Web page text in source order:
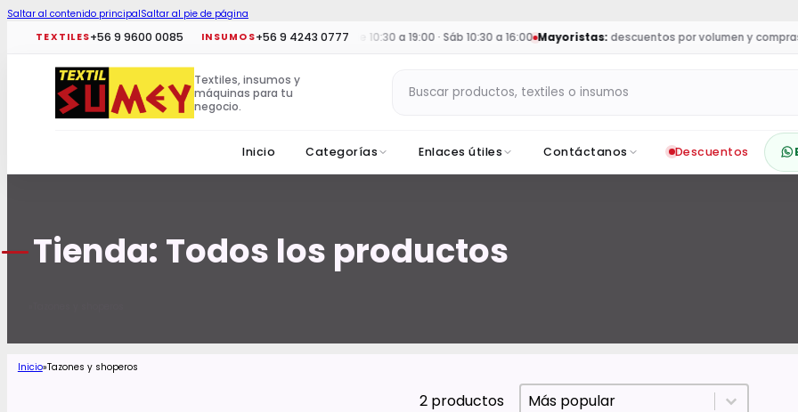
Saltar al contenido principalSaltar al pie de página
TEXTILES+56 9 9600 0085 INSUMOS+56 9 4243 0777
Horario tiendas:Lun a vie 10:30 a 19:00 · Sáb 10:30 a 16:00 Mayoristas:descuentos por volumen y compras
Textiles, insumos y
máquinas para tu
negocio.
Buscar productos en Sumey
Inicio Categorías Enlaces útiles Contáctanos Descuentos
Tienda: Todos los productos
Inicio Tazones y shoperos
2 productos Ordenar
Sort content
Más popular
Sort content